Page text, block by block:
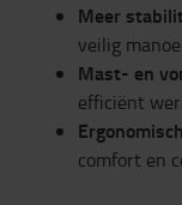
Meer
veilig
Mast- en
efficiënt
comfort en